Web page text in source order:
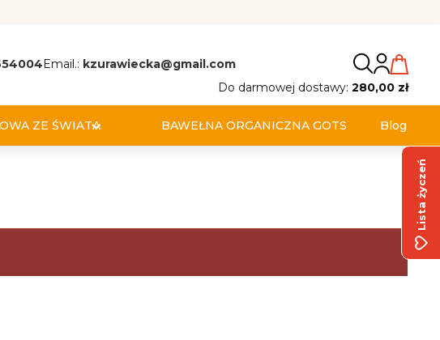
Email.: kzurawiecka@gmail.com
Do darmowej dostawy: 280,00 zł
ZE ŚWIATA BAWEŁNA ORGANICZNA GOTS Blog
Lista życzeń